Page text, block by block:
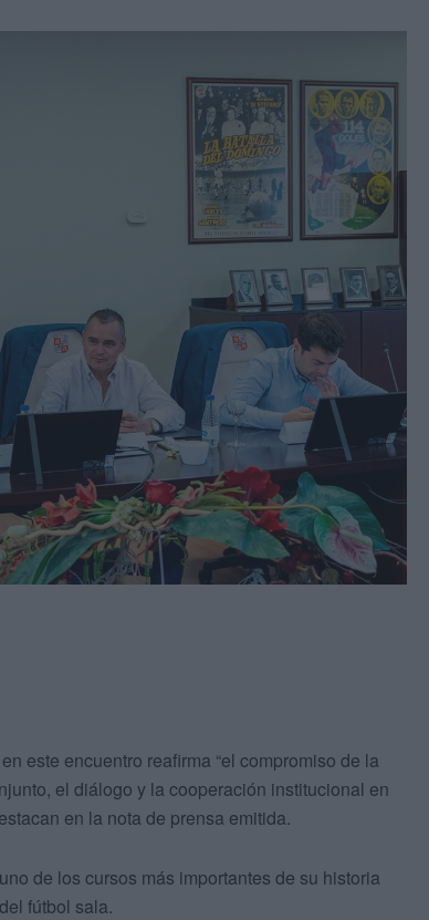
este encuentro reafirma “el compromiso de la
el diálogo y la cooperación institucional en
en la nota de prensa emitida.
de los cursos más importantes de su historia
fútbol sala.